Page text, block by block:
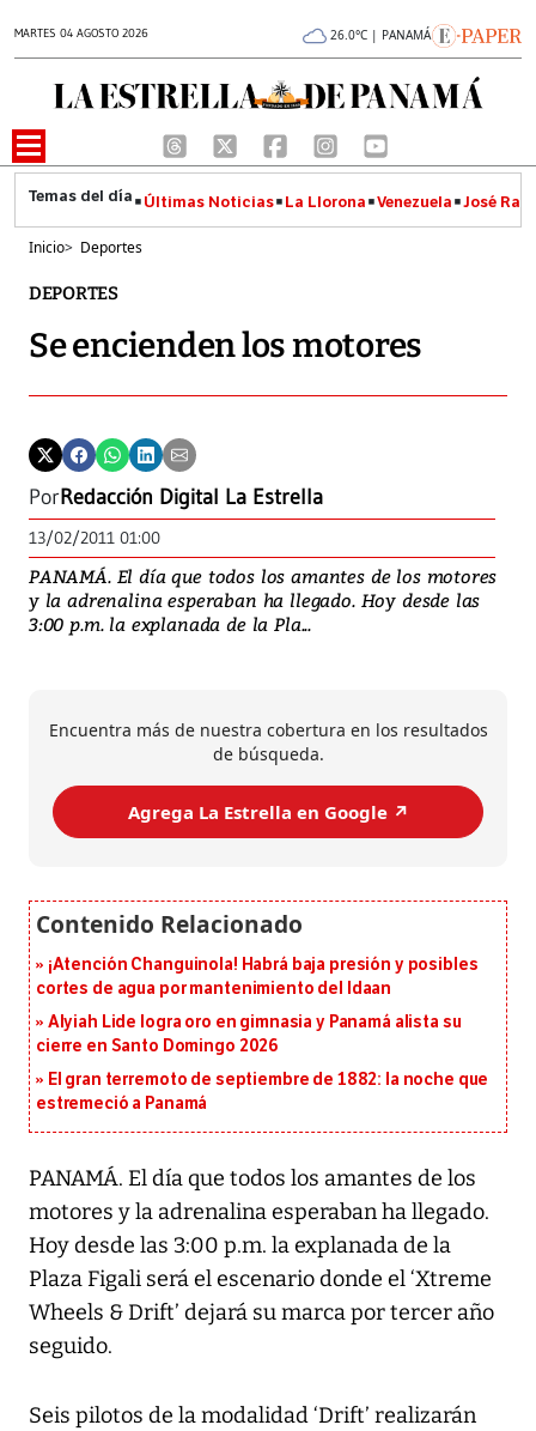
MARTES 04 AGOSTO 2026 26.0°C | PANAMÁ
Últimas Noticias La Llorona Venezuela José
Inicio> Deportes
DEPORTES
Se encienden los motores
PorRedacción Digital La Estrella
13/02/2011 01:00
PANAMÁ. El día que todos los amantes de los motores
y la adrenalina esperaban ha llegado. Hoy desde las
3:00 p.m. la explanada de la Pla...
Encuentra más de nuestra cobertura en los resultados
de búsqueda.
Agrega La Estrella en Google ↗️
¡Atención Changuinola! Habrá baja presión y posibles
cortes de agua por mantenimiento del Idaan
Alyiah Lide logra oro en gimnasia y Panamá alista su
cierre en Santo Domingo 2026
El gran terremoto de septiembre de 1882: la noche que
estremeció a Panamá
PANAMÁ. El día que todos los amantes de los
motores y la adrenalina esperaban ha llegado.
Hoy desde las 3:00 p.m. la explanada de la
Plaza Figali será el escenario donde el ‘Xtreme
Wheels & Drift’ dejará su marca por tercer año
seguido.
Seis pilotos de la modalidad ‘Drift’ realizarán